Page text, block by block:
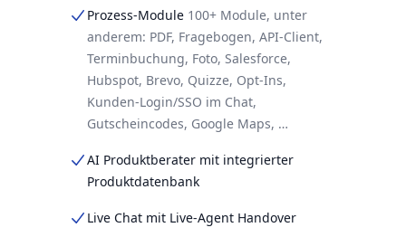
Prozess-Module 100+ Module, unter
anderem: PDF, Fragebogen, API-Client,
Terminbuchung, Foto, Salesforce,
Hubspot, Brevo, Quizze, Opt-Ins,
Kunden-Login/SSO im Chat,
Gutscheincodes, Google Maps, …
AI Produktberater mit integrierter
Produktdatenbank
Live Chat mit Live-Agent Handover